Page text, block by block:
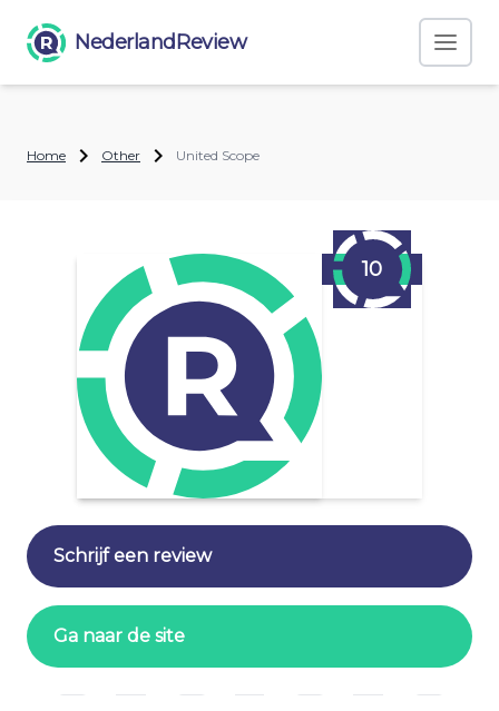
NederlandReview
Home Other United Scope
10
Schrijf een review
Ga naar de site